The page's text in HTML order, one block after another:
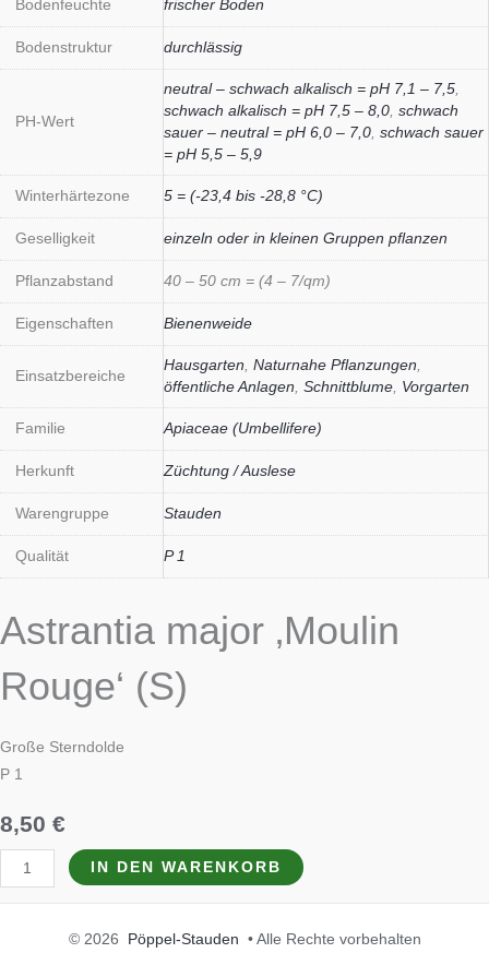
Bodenfeuchte frischer Boden
Bodenstruktur durchlässig
PH-Wert
neutral – schwach alkalisch = pH 7,1 – 7,5
schwach alkalisch = pH 7,5 – 8,0 schwach
sauer – neutral = pH 6,0 – 7,0 schwach sauer
= pH 5,5 – 5,9
Winterhärtezone 5 = (-23,4 bis -28,8 °C)
Geselligkeit einzeln oder in kleinen Gruppen pflanzen
Pflanzabstand 40 – 50 cm = (4 – 7/qm)
Eigenschaften Bienenweide
Einsatzbereiche
Hausgarten Naturnahe Pflanzungen
öffentliche Anlagen Schnittblume Vorgarten
Familie Apiaceae (Umbellifere)
Herkunft Züchtung / Auslese
Warengruppe Stauden
Qualität P 1
Astrantia major ‚Moulin
Rouge‘ (S)
Große Sterndolde
P 1
8,50 €
IN DEN WARENKORB
© 2026 Pöppel-Stauden • Alle Rechte vorbehalten